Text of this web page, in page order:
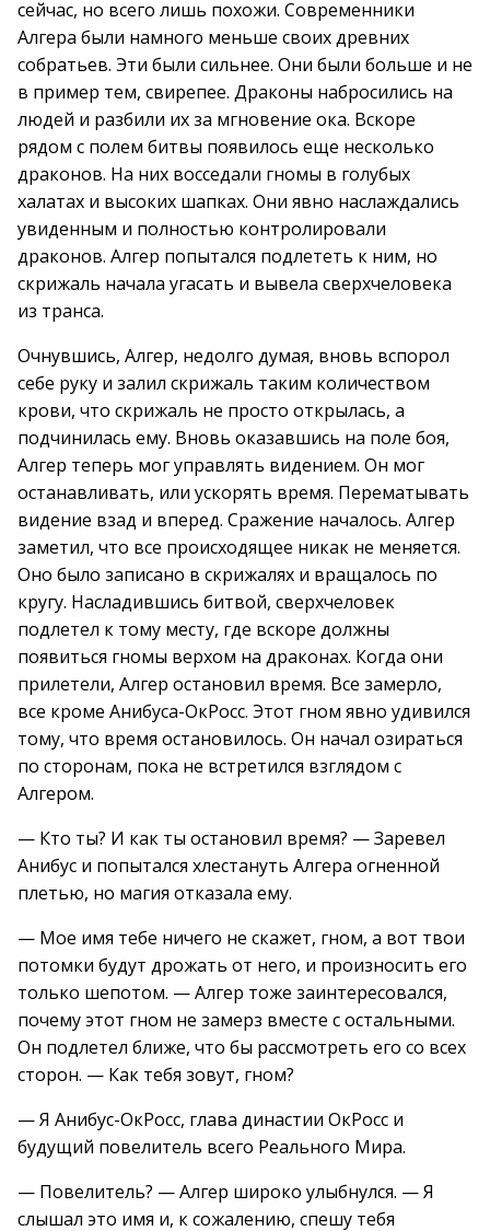
сейчас, но всего лишь похожи. Современники
Алгера были намного меньше своих древних
собратьев. Эти были сильнее. Они были больше и не
в пример тем, свирепее. Драконы набросились на
людей и разбили их за мгновение ока. Вскоре
рядом с полем битвы появилось еще несколько
драконов. На них восседали гномы в голубых
халатах и высоких шапках. Они явно наслаждались
увиденным и полностью контролировали
драконов. Алгер попытался подлететь к ним, но
скрижаль начала угасать и вывела сверхчеловека
из транса.
Очнувшись, Алгер, недолго думая, вновь вспорол
себе руку и залил скрижаль таким количеством
крови, что скрижаль не просто открылась, а
подчинилась ему. Вновь оказавшись на поле боя,
Алгер теперь мог управлять видением. Он мог
останавливать, или ускорять время. Перематывать
видение взад и вперед. Сражение началось. Алгер
заметил, что все происходящее никак не меняется.
Оно было записано в скрижалях и вращалось по
кругу. Насладившись битвой, сверхчеловек
подлетел к тому месту, где вскоре должны
появиться гномы верхом на драконах. Когда они
прилетели, Алгер остановил время. Все замерло,
все кроме Анибуса-ОкРосс. Этот гном явно удивился
тому, что время остановилось. Он начал озираться
по сторонам, пока не встретился взглядом с
Алгером.
— Кто ты? И как ты остановил время? — Заревел
Анибус и попытался хлестануть Алгера огненной
плетью, но магия отказала ему.
— Мое имя тебе ничего не скажет, гном, а вот твои
потомки будут дрожать от него, и произносить его
только шепотом. — Алгер тоже заинтересовался,
почему этот гном не замерз вместе с остальными.
Он подлетел ближе, что бы рассмотреть его со всех
сторон. — Как тебя зовут, гном?
— Я Анибус-ОкРосс, глава династии ОкРосс и
будущий повелитель всего Реального Мира.
— Повелитель? — Алгер широко улыбнулся. — Я
слышал это имя и, к сожалению, спешу тебя